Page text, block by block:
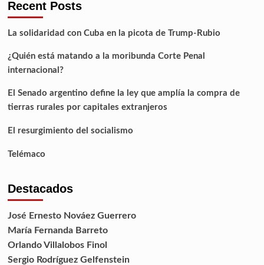
Recent Posts
La solidaridad con Cuba en la picota de Trump-Rubio
¿Quién está matando a la moribunda Corte Penal
internacional?
El Senado argentino define la ley que amplía la compra de
tierras rurales por capitales extranjeros
El resurgimiento del socialismo
Telémaco
Destacados
José Ernesto Nováez Guerrero
María Fernanda Barreto
Orlando Villalobos Finol
Sergio Rodríguez Gelfenstein